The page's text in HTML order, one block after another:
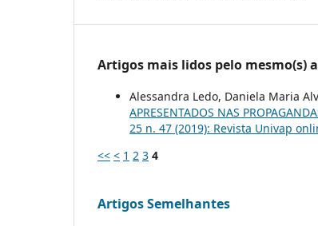
Artigos mais lidos pelo mesmo(s)
Alessandra Ledo, Daniela Maria
APRESENTADOS NAS
25 n. 47 (2019): Revista Univap
<< < 1 2 3 4
Artigos Semelhantes